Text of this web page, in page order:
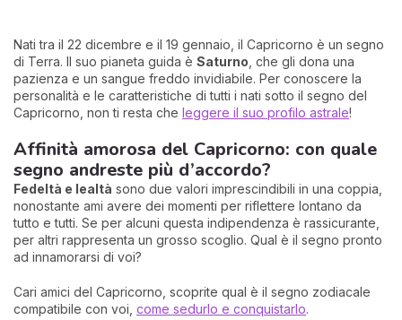
Nati tra il 22 dicembre e il 19 gennaio, il Capricorno è un segno
di Terra. Il suo pianeta guida è Saturno , che gli dona una
pazienza e un sangue freddo invidiabile. Per conoscere la
personalità e le caratteristiche di tutti i nati sotto il segno del
Capricorno, non ti resta che leggere il suo profilo astrale!
Affinità amorosa del Capricorno: con quale
segno andreste più d’accordo?
Fedeltà e lealtà sono due valori imprescindibili in una coppia,
nonostante ami avere dei momenti per riflettere lontano da
tutto e tutti. Se per alcuni questa indipendenza è rassicurante,
per altri rappresenta un grosso scoglio. Qual è il segno pronto
ad innamorarsi di voi?
Cari amici del Capricorno, scoprite qual è il segno zodiacale
compatibile con voi, come sedurlo e conquistarlo.